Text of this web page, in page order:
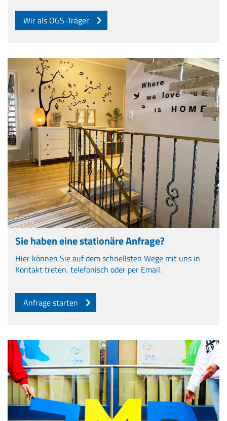
Wir als OGS-Träger
Sie haben eine stationäre Anfrage?
Hier können Sie auf dem schnellsten Wege mit uns in
Kontakt treten, telefonisch oder per Email.
Anfrage starten